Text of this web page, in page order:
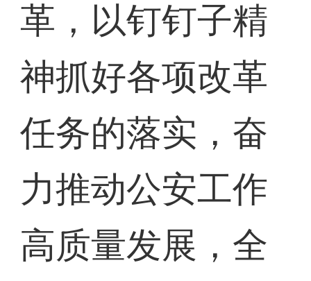
革，以钉钉子精
神抓好各项改革
任务的落实，奋
力推动公安工作
高质量发展，全